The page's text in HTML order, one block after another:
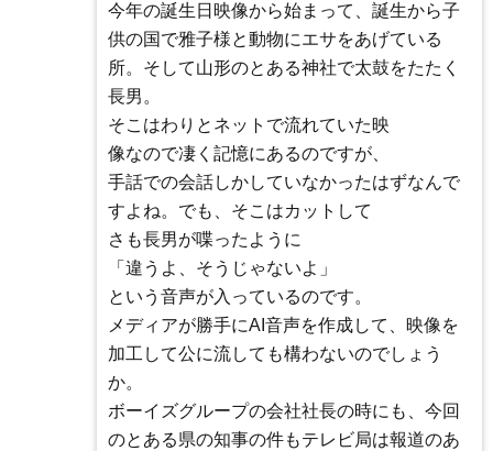
今年の誕生日映像から始まって、誕生から子
供の国で雅子様と動物にエサをあげている
所。そして山形のとある神社で太鼓をたたく
長男。
そこはわりとネットで流れていた映
像なので凄く記憶にあるのですが、
手話での会話しかしていなかったはずなんで
すよね。でも、そこはカットして
さも長男が喋ったように
「違うよ、そうじゃないよ」
という音声が入っているのです。
メディアが勝手にAI音声を作成して、映像を
加工して公に流しても構わないのでしょう
か。
ボーイズグループの会社社長の時にも、今回
のとある県の知事の件もテレビ局は報道のあ